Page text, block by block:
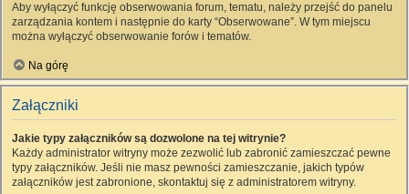
Aby wyłączyć funkcję obserwowania forum, tematu, należy przejść do panelu
zarządzania kontem i następnie do karty “Obserwowane”. W tym miejscu
można wyłączyć obserwowanie forów i tematów.
Na górę
Załączniki
Jakie typy załączników są dozwolone na tej witrynie?
Każdy administrator witryny może zezwolić lub zabronić zamieszczać pewne
typy załączników. Jeśli nie masz pewności zamieszczanie, jakich typów
załączników jest zabronione, skontaktuj się z administratorem witryny.